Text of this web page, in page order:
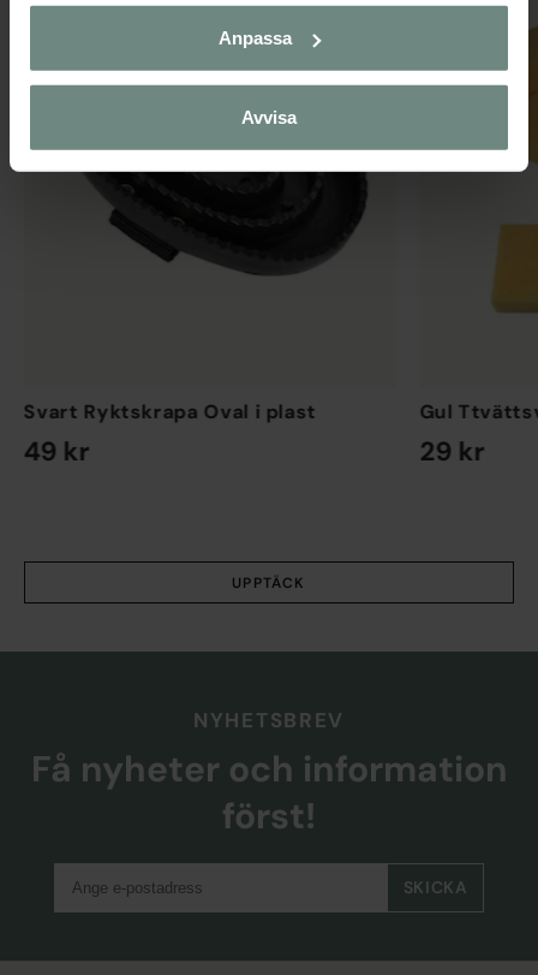
Anpassa
Avvisa
Svart Ryktskrapa Oval i plast
49 kr
Gul
29 kr
UPPTÄCK
NYHETSBREV
Få nyheter och information
först!
SKICKA